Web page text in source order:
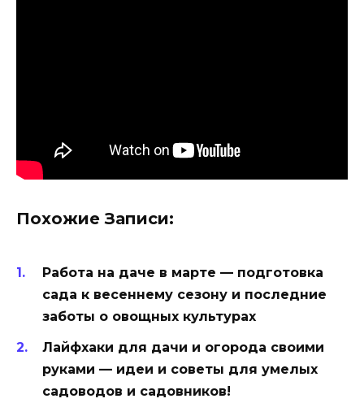
Похожие Записи:
Работа на даче в марте — подготовка
сада к весеннему сезону и последние
заботы о овощных культурах
Лайфхаки для дачи и огорода своими
руками — идеи и советы для умелых
садоводов и садовников!